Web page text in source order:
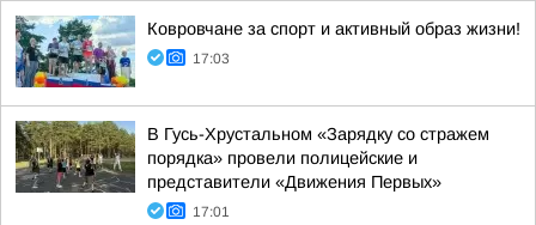
Ковровчане за спорт и активный образ жизни!
17:03
В Гусь-Хрустальном «Зарядку со стражем
порядка» провели полицейские и
представители «Движения Первых»
17:01